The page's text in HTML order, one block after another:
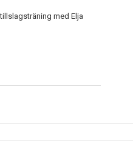
med Elja